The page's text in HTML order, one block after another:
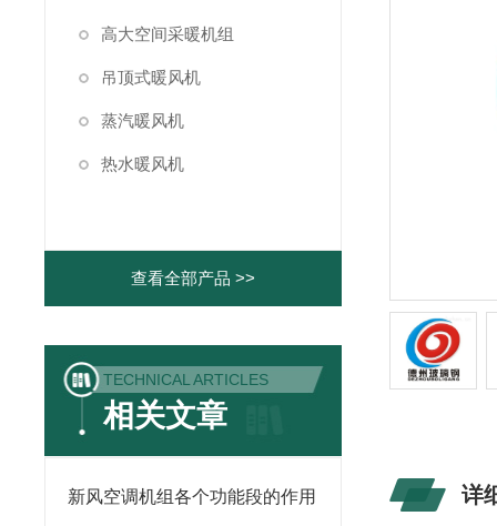
高大空间采暖机组
吊顶式暖风机
蒸汽暖风机
热水暖风机
查看全部产品 >>
TECHNICAL ARTICLES
相关文章
新风空调机组各个功能段的作用 详